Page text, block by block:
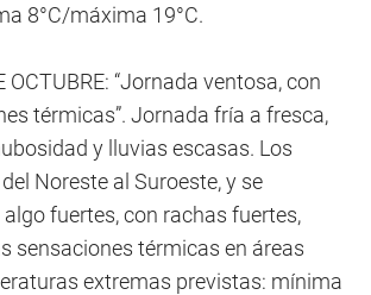
8°C/máxima 19°C.
OCTUBRE: “Jornada ventosa, con
térmicas”. Jornada fría a fresca,
y lluvias escasas. Los
Noreste al Suroeste, y se
fuertes, con rachas fuertes,
sensaciones térmicas en áreas
extremas previstas: mínima